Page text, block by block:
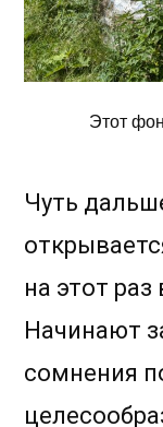
Этот
Чуть
на этот
Начинают
сомнения